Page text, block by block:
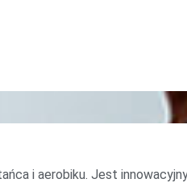
i aerobiku. Jest